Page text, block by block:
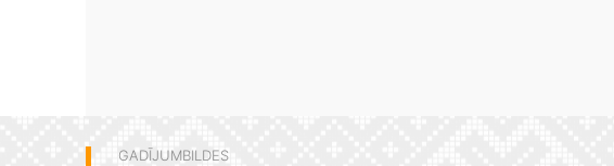
GADĪJUMBILDES